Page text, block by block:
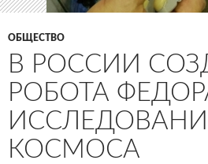
ОБЩЕСТВО
В РОССИИ
РОБОТА
КОСМОСА